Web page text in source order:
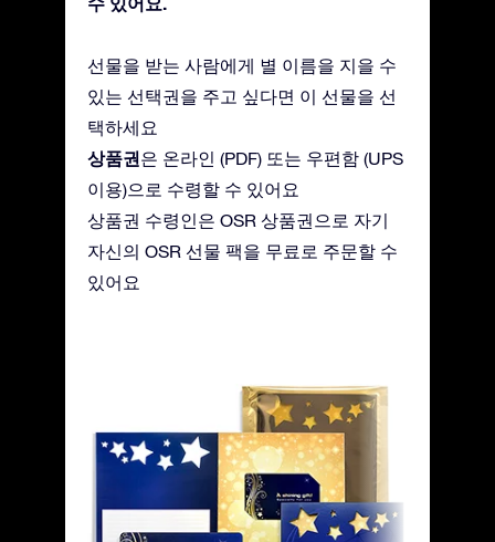
선물을 받는 사람에게 별 이름을 지을 수
있는 선택권을 주고 싶다면 이 선물을 선
택하세요
상품권은 온라인 (PDF) 또는 우편함 (UPS
이용)으로 수령할 수 있어요
상품권 수령인은 OSR 상품권으로 자기
자신의 OSR 선물 팩을 무료로 주문할 수
있어요